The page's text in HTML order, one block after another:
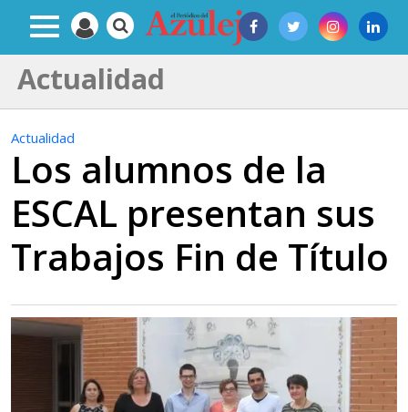
Actualidad
Actualidad
Los alumnos de la
ESCAL presentan sus
Trabajos Fin de Título